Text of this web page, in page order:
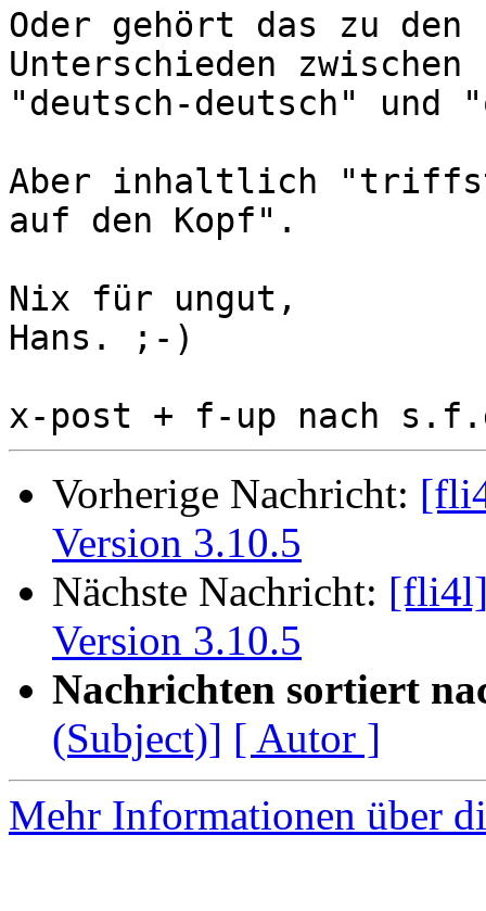
Oder gehört das zu den
Unterschieden zwischen
"deutsch-deutsch"
Aber inhaltlich
auf den Kopf".
Nix für ungut,
Hans. ;-)
Vorherige Nachricht:
Version 3.10.5
Nächste Nachricht: [fli4l]
Version 3.10.5
Nachrichten sortiert
(Subject)] [ Autor ]
Mehr Informationen über